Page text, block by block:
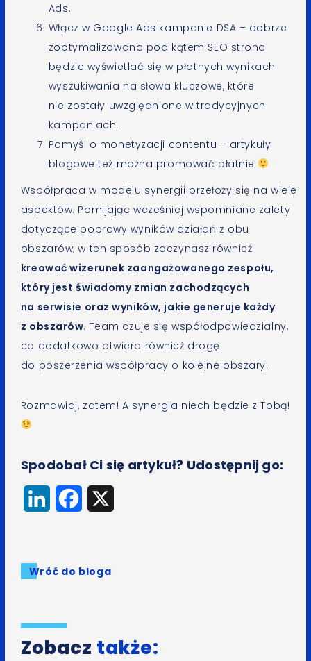
Ads.
Włącz w Google Ads kampanie DSA – dobrze
zoptymalizowana pod kątem SEO strona
będzie wyświetlać się w płatnych wynikach
wyszukiwania na słowa kluczowe, które
nie zostały uwzględnione w tradycyjnych
kampaniach.
Pomyśl o monetyzacji contentu – artykuły
blogowe też można promować płatnie
Współpraca w modelu synergii przełoży się na wiele
aspektów. Pomijając wcześniej wspomniane zalety
dotyczące poprawy wyników działań z obu
obszarów, w ten sposób zaczynasz również
kreować wizerunek zaangażowanego zespołu,
który jest świadomy zmian zachodzących
na serwisie oraz wyników, jakie generuje każdy
z obszarów. Team czuje się współodpowiedzialny,
co dodatkowo otwiera również drogę
do poszerzenia współpracy o kolejne obszary.
Rozmawiaj, zatem! A synergia niech będzie z Tobą!
Spodobał Ci się artykuł? Udostępnij go:
LinkedInFacebook
Wróć do bloga
Zobacz także: